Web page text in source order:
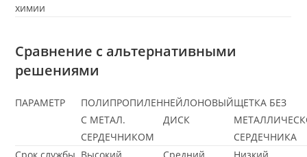
химии
Сравнение с альтернативными
решениями
ПАРАМЕТР
ПОЛИПРОПИЛЕН
С МЕТАЛ.
СЕРДЕЧНИКОМ
НЕЙЛОНОВЫЙ
ДИСК
ЩЕТКА БЕЗ
СЕРДЕЧНИКА